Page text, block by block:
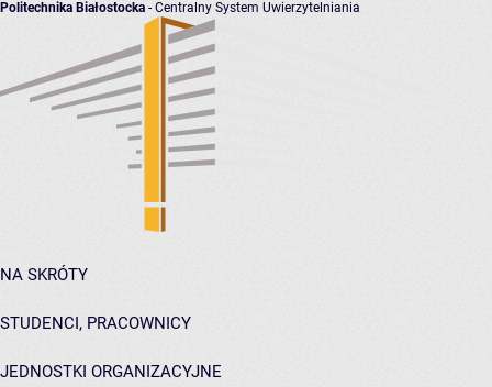
Politechnika Białostocka - Centralny System Uwierzytelniania
NA SKRÓTY
STUDENCI, PRACOWNICY
JEDNOSTKI ORGANIZACYJNE